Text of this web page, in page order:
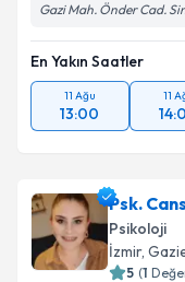
Gazi Mah. Önder Cad.
En Yakın Saatler
11 Ağu
13:00
11
Psk.
Psikoloji
İzmir,
5 (1